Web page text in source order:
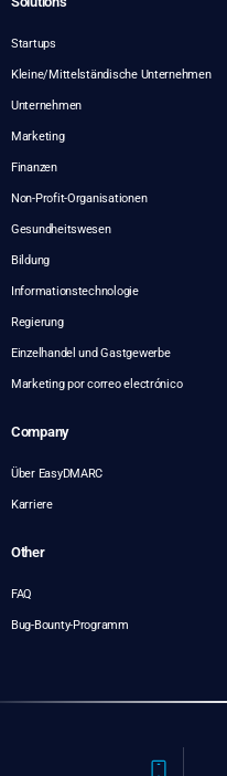
Startups
Kleine/Mittelständische Unternehmen
Unternehmen
Marketing
Finanzen
Non-Profit-Organisationen
Gesundheitswesen
Bildung
Informationstechnologie
Regierung
Einzelhandel und Gastgewerbe
Marketing por correo electrónico
Company
Über EasyDMARC
Karriere
Other
FAQ
Bug-Bounty-Programm